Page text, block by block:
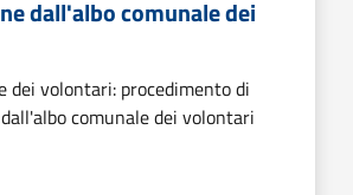
dall'albo comunale dei
dei volontari: procedimento di
comunale dei volontari